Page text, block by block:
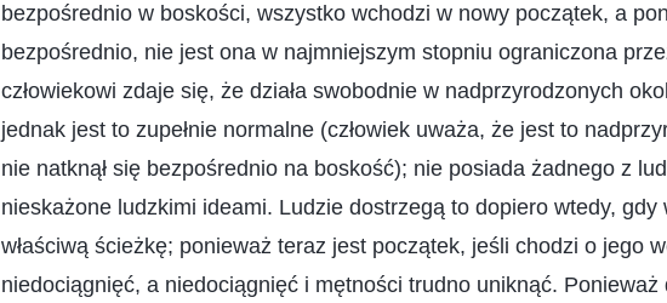
bezpośrednio w boskości, wszystko wchodzi w nowy początek, a
bezpośrednio, nie jest ona w najmniejszym stopniu ograniczona
człowiekowi zdaje się, że działa swobodnie w nadprzyrodzonych
jednak jest to zupełnie normalne (człowiek uważa, że jest to
nie natknął się bezpośrednio na boskość); nie posiada żadnego z
nieskażone ludzkimi ideami. Ludzie dostrzegą to dopiero wtedy, gdy
właściwą ścieżkę; ponieważ teraz jest początek, jeśli chodzi o jego
niedociągnięć, a niedociągnięć i mętności trudno uniknąć. Ponieważ